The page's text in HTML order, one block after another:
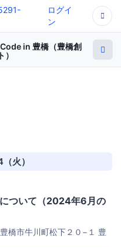
ログイ
ン
in 豊橋（豊橋創
火）
ついて（2024年6月の
橋市牛川町松下２０−１
豊